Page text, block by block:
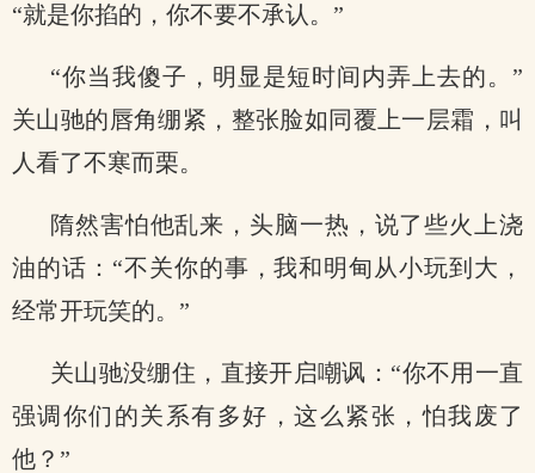
“就是你掐的，你不要不承认。”
“你当我傻子，明显是短时间内弄上去的。”
关山驰的唇角绷紧，整张脸如同覆上一层霜，叫
人看了不寒而栗。
隋然害怕他乱来，头脑一热，说了些火上浇
油的话：“不关你的事，我和明甸从小玩到大，
经常开玩笑的。”
关山驰没绷住，直接开启嘲讽：“你不用一直
强调你们的关系有多好，这么紧张，怕我废了
他？”